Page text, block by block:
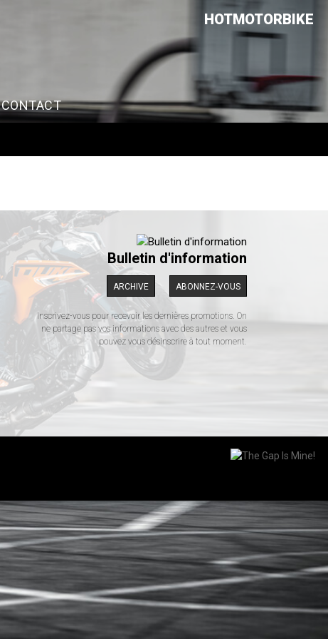
HOTMOTORBIKE
CONTACT
Bulletin d'information
ARCHIVE ABONNEZ-VOUS
Inscrivez-vous pour recevoir les dernières promotions. On
ne partage pas vos informations avec des autres et vous
pouvez vous désinscrire à tout moment.